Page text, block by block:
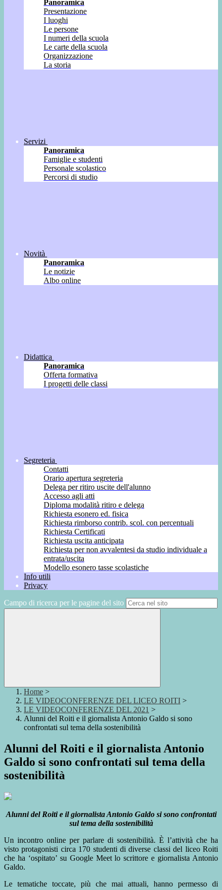
Panoramica
Presentazione
I luoghi
Le persone
I numeri della scuola
Le carte della scuola
Organizzazione
La storia
Servizi
Panoramica
Famiglie e studenti
Personale scolastico
Percorsi di studio
Novità
Panoramica
Le notizie
Albo online
Didattica
Panoramica
Offerta formativa
I progetti delle classi
Segreteria
Contatti
Orario apertura segreteria
Delega per ritiro uscite dell'alunno
Accesso agli atti
Diploma modalità ritiro e delega
Richiesta esonero ed. fisica
Richiesta rimborso contrib. scol. con percentuali
Richiesta Certificati
Richiesta uscita anticipata
Richiesta per non avvalentesi da studio individuale a
entrata/uscita
Modello esonero tasse scolastiche
Info utili
Privacy
Campo di ricerca per le pagine del sito
Home >
LE VIDEOCONFERENZE DEL LICEO ROITI >
LE VIDEOCONFERENZE DEL 2021 >
Alunni del Roiti e il giornalista Antonio Galdo si sono
confrontati sul tema della sostenibilità
Alunni del Roiti e il giornalista Antonio
Galdo si sono confrontati sul tema della
sostenibilità
Alunni del Roiti e il giornalista Antonio Galdo si sono confrontati
sul tema della sostenibilità
Un incontro online per parlare di sostenibilità. È l’attività che ha
visto protagonisti circa 170 studenti di diverse classi del liceo Roiti
che ha ‘ospitato’ su Google Meet lo scrittore e giornalista Antonio
Galdo.
Le tematiche toccate, più che mai attuali, hanno permesso di